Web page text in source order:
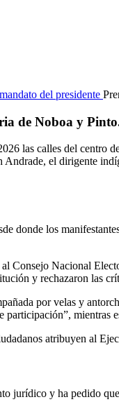
de Noboa y
las calles del
el dirigente
donde los
Consejo Nacional
y rechazaron las
por velas y
mientras
atribuyen al
jurídico y ha pedido